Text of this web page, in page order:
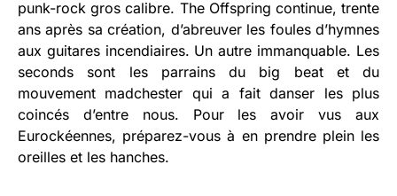
punk-rock gros calibre. The Offspring continue, trente
ans après sa création, d’abreuver les foules d’hymnes
aux guitares incendiaires. Un autre immanquable. Les
seconds sont les parrains du big beat et du
mouvement madchester qui a fait danser les plus
coincés d’entre nous. Pour les avoir vus aux
Eurockéennes, préparez-vous à en prendre plein les
oreilles et les hanches.